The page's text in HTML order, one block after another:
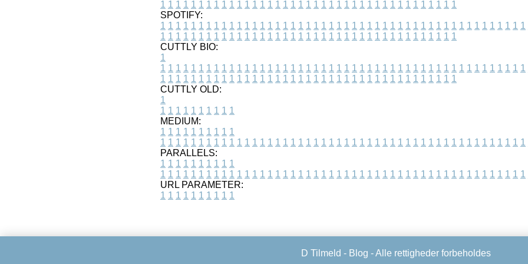
1 1 1 1 1 1 1 1 1 1 1 1 1 1 1 1 1 1 1 1 1 1 1 1 1 1 1 1 1 1 1 1 1 1 1 1 1 1 1
SPOTIFY:
1 1 1 1 1 1 1 1 1 1 1 1 1 1 1 1 1 1 1 1 1 1 1 1 1 1 1 1 1 1 1 1 1 1 1 1 1 1 1 1 1 1 1 1 1 1 1 1
1 1 1 1 1 1 1 1 1 1 1 1 1 1 1 1 1 1 1 1 1 1 1 1 1 1 1 1 1 1 1 1 1 1 1 1 1 1 1
CUTTLY BIO:
1
1 1 1 1 1 1 1 1 1 1 1 1 1 1 1 1 1 1 1 1 1 1 1 1 1 1 1 1 1 1 1 1 1 1 1 1 1 1 1 1 1 1 1 1 1 1 1 1
1 1 1 1 1 1 1 1 1 1 1 1 1 1 1 1 1 1 1 1 1 1 1 1 1 1 1 1 1 1 1 1 1 1 1 1 1 1 1
CUTTLY OLD:
1
1 1 1 1 1 1 1 1 1 1
MEDIUM:
1 1 1 1 1 1 1 1 1 1
1 1 1 1 1 1 1 1 1 1 1 1 1 1 1 1 1 1 1 1 1 1 1 1 1 1 1 1 1 1 1 1 1 1 1 1 1 1 1 1 1 1 1 1 1 1 1 1
PARALLELS:
1 1 1 1 1 1 1 1 1 1
1 1 1 1 1 1 1 1 1 1 1 1 1 1 1 1 1 1 1 1 1 1 1 1 1 1 1 1 1 1 1 1 1 1 1 1 1 1 1 1 1 1 1 1 1 1 1 1
URL PARAMETER:
1 1 1 1 1 1 1 1 1 1
D Tilmeld - Blog - Alle rettigheder forbeholdes